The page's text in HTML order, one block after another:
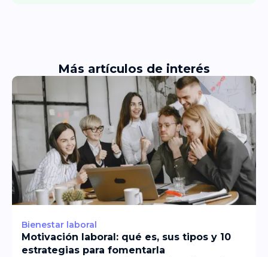
Más artículos de interés
Bienestar laboral
Motivación laboral: qué es, sus tipos y 10
estrategias para fomentarla